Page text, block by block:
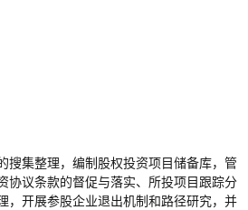
搜集整理，编制股权投资项目储备库，管
协议条款的督促与落实、所投项目跟踪分
，开展参股企业退出机制和路径研究，并